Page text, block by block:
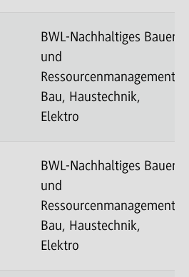
BWL-Nachhaltiges Bauen
und
Ressourcenmanagement-
Bau, Haustechnik,
Elektro
BWL-Nachhaltiges Bauen
und
Ressourcenmanagement-
Bau, Haustechnik,
Elektro